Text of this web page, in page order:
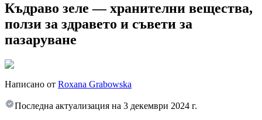
Къдраво зеле — хранителни вещества,
ползи за здравето и съвети за
пазаруване
Написано от Roxana Grabowska
Последна актуализация на 3 декември 2024 г.